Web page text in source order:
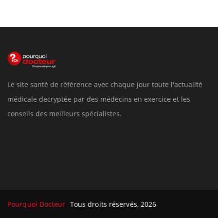
Le site santé de référence avec chaque jour toute l'actualité
médicale decryptée par des médecins en exercice et les
conseils des meilleurs spécialistes.
Pourquoi Docteur Tous droits réservés, 2026